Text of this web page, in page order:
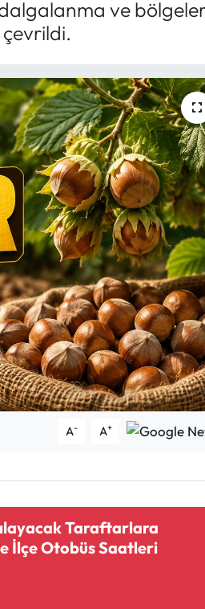
ve bölgeler
çevrildi.
A- A+
Taraftarlara
İlçe Otobüs Saatleri